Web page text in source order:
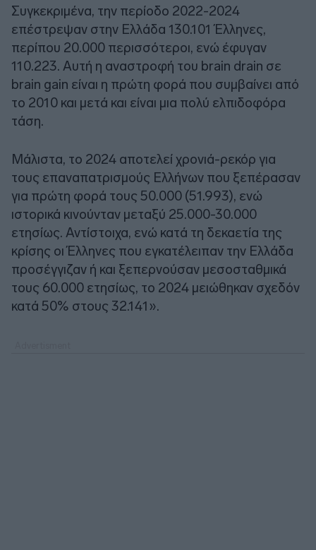
Συγκεκριμένα, την περίοδο 2022-2024
επέστρεψαν στην Ελλάδα 130.101 Έλληνες,
περίπου 20.000 περισσότεροι, ενώ έφυγαν
110.223. Αυτή η αναστροφή του brain drain σε
brain gain είναι η πρώτη φορά που συμβαίνει από
το 2010 και μετά και είναι μια πολύ ελπιδοφόρα
τάση.
Μάλιστα, το 2024 αποτελεί χρονιά-ρεκόρ για
τους επαναπατρισμούς Ελλήνων που ξεπέρασαν
για πρώτη φορά τους 50.000 (51.993), ενώ
ιστορικά κινούνταν μεταξύ 25.000-30.000
ετησίως. Αντίστοιχα, ενώ κατά τη δεκαετία της
κρίσης οι Έλληνες που εγκατέλειπαν την Ελλάδα
προσέγγιζαν ή και ξεπερνούσαν μεσοσταθμικά
τους 60.000 ετησίως, το 2024 μειώθηκαν σχεδόν
κατά 50% στους 32.141».